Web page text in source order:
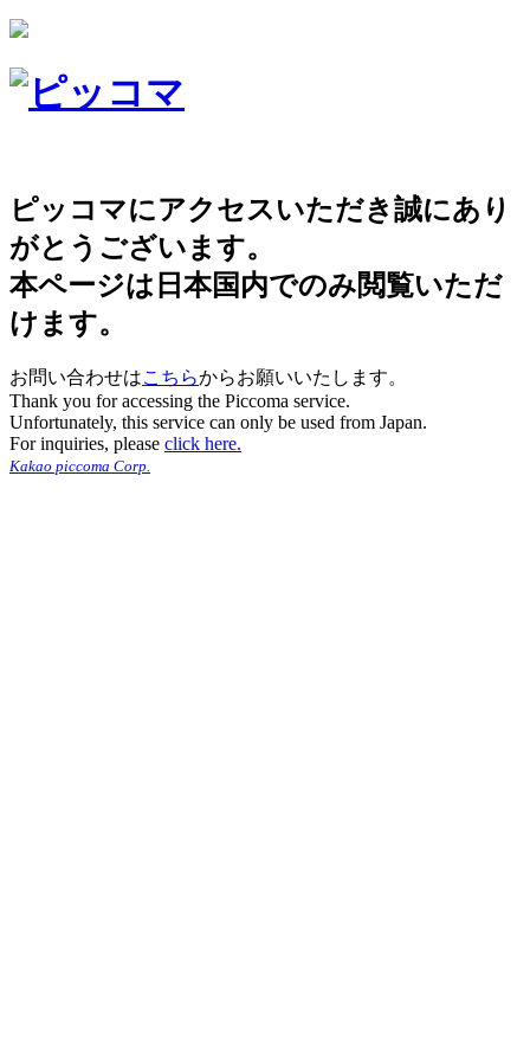
ピッコマにアクセスいただき誠にあり
がとうございます。
本ページは日本国内でのみ閲覧いただ
けます。
お問い合わせはこちらからお願いいたします。
Thank you for accessing the Piccoma service.
Unfortunately, this service can only be used from Japan.
For inquiries, please click here.
Kakao piccoma Corp.